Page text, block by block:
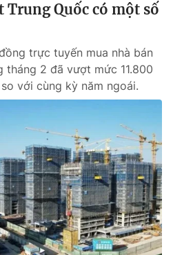
Quốc có một số
trực tuyến mua nhà bán
tháng 2 đã vượt mức 11.800
với cùng kỳ năm ngoái.